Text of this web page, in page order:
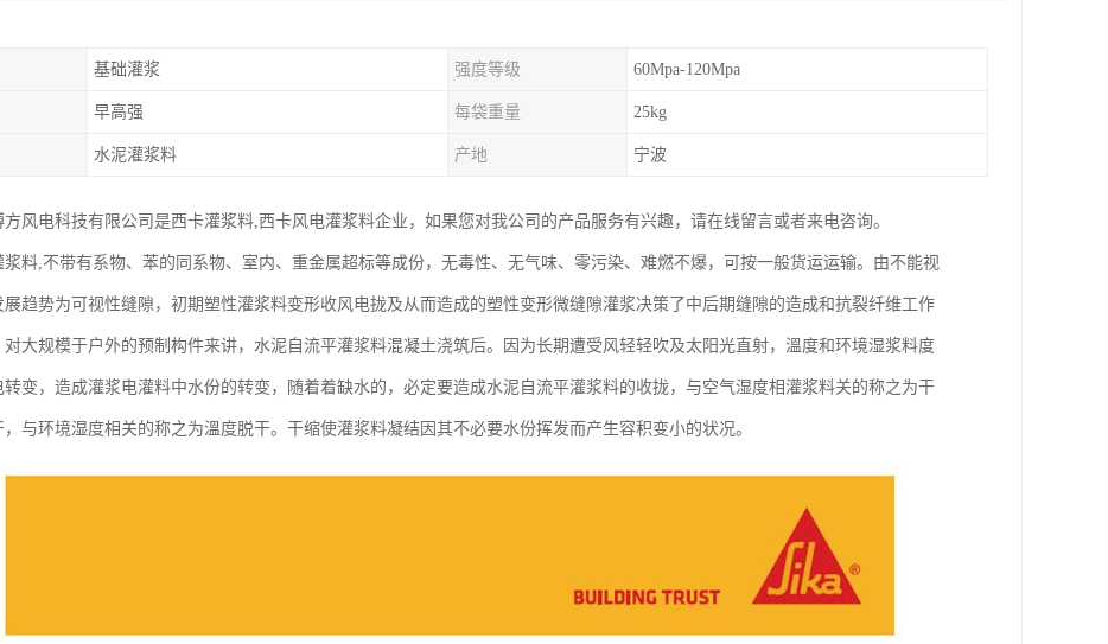
基础灌浆 强度等级 60Mpa-120Mpa
早高强 每袋重量 25kg
水泥灌浆料 产地 宁波
方风电科技有限公司是西卡灌浆料,西卡风电灌浆料企业，如果您对我公司的产品服务有兴趣，请在线留言或者来电咨询。
浆料,不带有系物、苯的同系物、室内、重金属超标等成份，无毒性、无气味、零污染、难燃不爆，可按一般货运运输。由不能视
展趋势为可视性缝隙，初期塑性灌浆料变形收风电拢及从而造成的塑性变形微缝隙灌浆决策了中后期缝隙的造成和抗裂纤维工作
对大规模于户外的预制构件来讲，水泥自流平灌浆料混凝土浇筑后。因为长期遭受风轻轻吹及太阳光直射，溫度和环境湿浆料度
转变，造成灌浆电灌料中水份的转变，随着着缺水的，必定要造成水泥自流平灌浆料的收拢，与空气湿度相灌浆料关的称之为干
，与环境湿度相关的称之为溫度脱干。干缩使灌浆料凝结因其不必要水份挥发而产生容积变小的状况。